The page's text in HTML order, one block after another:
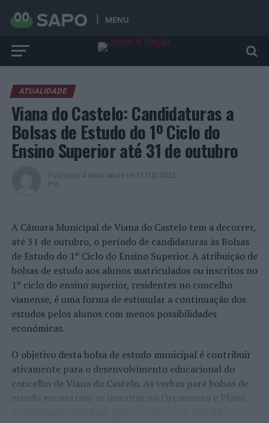
MENU
ATUALIDADE
Viana do Castelo: Candidaturas a
Bolsas de Estudo do 1º Ciclo do
Ensino Superior até 31 de outubro
Publicado 4 anos atrás on 11/10/2022
Por
A Câmara Municipal de Viana do Castelo tem a decorrer,
até 31 de outubro, o período de candidaturas às Bolsas
de Estudo do 1º Ciclo do Ensino Superior. A atribuição de
bolsas de estudo aos alunos matriculados ou inscritos no
1º ciclo do ensino superior, residentes no concelho
vianense, é uma forma de estimular a continuação dos
estudos pelos alunos com menos possibilidades
económicas.
O objetivo desta bolsa de estudo municipal é contribuir
ativamente para o desenvolvimento educacional do
concelho de Viana do Castelo. As verbas para bolsas de
estudo encontram-se inscritas no Orçamento e Plano